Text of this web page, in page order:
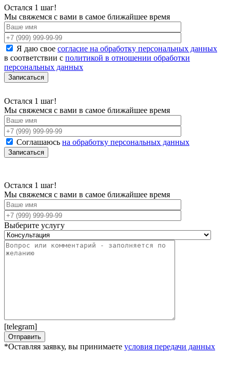
Остался 1 шаг!
Мы свяжемся с вами в самое ближайшее время
Я даю свое согласие на обработку персональных данных
в соответствии с политикой в отношении обработки
персональных данных
Остался 1 шаг!
Мы свяжемся с вами в самое ближайшее время
Соглашаюсь на обработку персональных данных
Остался 1 шаг!
Мы свяжемся с вами в самое ближайшее время
Выберите услугу
[telegram]
*Оставляя заявку, вы принимаете условия передачи данных